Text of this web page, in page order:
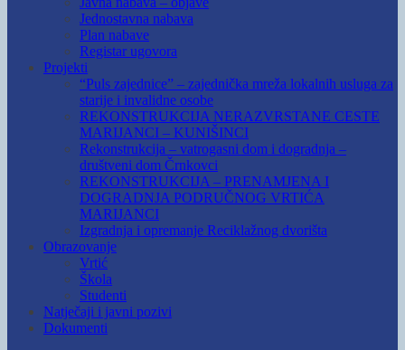
Jednostavna nabava
Plan nabave
Registar ugovora
Projekti
“Puls zajednice” – zajednička mreža lokalnih usluga za
starije i invalidne osobe
REKONSTRUKCIJA NERAZVRSTANE CESTE
MARIJANCI – KUNIŠINCI
Rekonstrukcija – vatrogasni dom i dogradnja –
društveni dom Črnkovci
REKONSTRUKCIJA – PRENAMJENA I
DOGRADNJA PODRUČNOG VRTIĆA
MARIJANCI
Izgradnja i opremanje Reciklažnog dvorišta
Obrazovanje
Vrtić
Škola
Studenti
Natječaji i javni pozivi
Dokumenti